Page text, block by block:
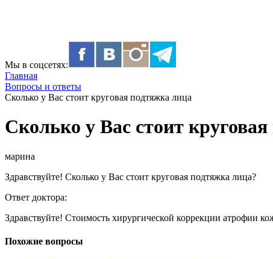
Мы в соцсетях:
Главная
Вопросы и ответы
Сколько у Вас стоит круговая подтяжка лица
Сколько у Вас стоит
марина
Здравствуйте! Сколько у Вас стоит круговая подтяжка лица?
Ответ доктора:
Здравствуйте! Стоимость хирургической коррекции атрофии
Похожие вопросы